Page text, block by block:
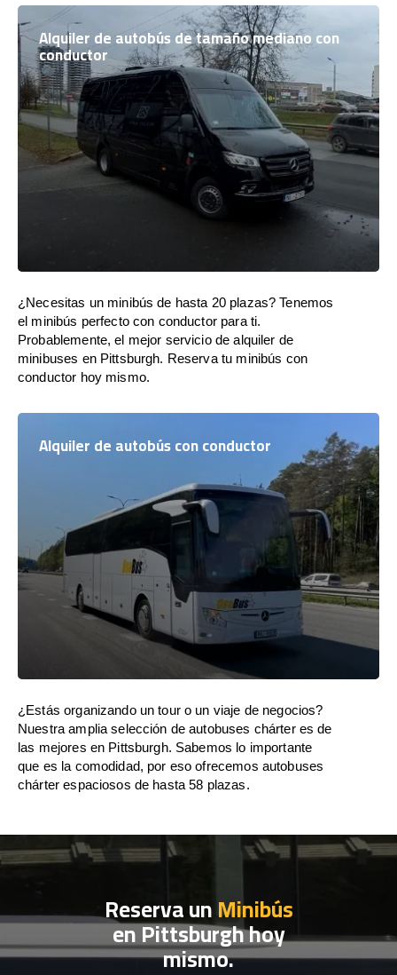
Alquiler de autobús de tamaño mediano con
conductor
¿Necesitas un minibús de hasta 20 plazas? Tenemos
el minibús perfecto con conductor para ti.
Probablemente, el mejor servicio de alquiler de
minibuses en Pittsburgh. Reserva tu minibús con
conductor hoy mismo.
Alquiler de autobús con conductor
¿Estás organizando un tour o un viaje de negocios?
Nuestra amplia selección de autobuses chárter es de
las mejores en Pittsburgh. Sabemos lo importante
que es la comodidad, por eso ofrecemos autobuses
chárter espaciosos de hasta 58 plazas.
Reserva unMinibús
en Pittsburgh hoy
mismo.